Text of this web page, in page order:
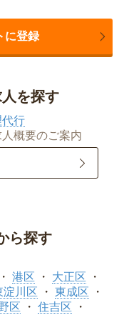
に登録
を探す
代行
概要のご案内
ら探す
港区
大正区
淀川区
東成区
区
住吉区